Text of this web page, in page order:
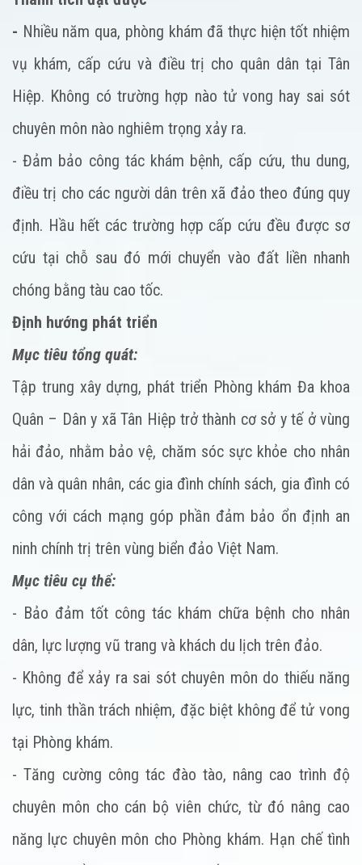
- Nhiều năm qua, phòng khám đã thực hiện tốt nhiệm
vụ khám, cấp cứu và điều trị cho quân dân tại Tân
Hiệp. Không có trường hợp nào tử vong hay sai sót
chuyên môn nào nghiêm trọng xảy ra.
- Đảm bảo công tác khám bệnh, cấp cứu, thu dung,
điều trị cho các người dân trên xã đảo theo đúng quy
định. Hầu hết các trường hợp cấp cứu đều được sơ
cứu tại chỗ sau đó mới chuyển vào đất liền nhanh
chóng bằng tàu cao tốc.
Định hướng phát triển
Mục tiêu tổng quát:
Tập trung xây dựng, phát triển Phòng khám Đa khoa
Quân – Dân y xã Tân Hiệp trở thành cơ sở y tế ở vùng
hải đảo, nhằm bảo vệ, chăm sóc sực khỏe cho nhân
dân và quân nhân, các gia đình chính sách, gia đình có
công với cách mạng góp phần đảm bảo ổn định an
ninh chính trị trên vùng biển đảo Việt Nam.
Mục tiêu cụ thể:
- Bảo đảm tốt công tác khám chữa bệnh cho nhân
dân, lực lượng vũ trang và khách du lịch trên đảo.
- Không để xảy ra sai sót chuyên môn do thiếu năng
lực, tinh thần trách nhiệm, đặc biệt không để tử vong
tại Phòng khám.
- Tăng cường công tác đào tào, nâng cao trình độ
chuyên môn cho cán bộ viên chức, từ đó nâng cao
năng lực chuyên môn cho Phòng khám. Hạn chế tình